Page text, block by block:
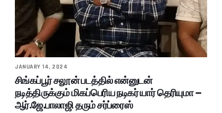
JANUARY 14, 2024
சிங்கப்பூர் சலூன் படத்தில் என்னுடன்
நடித்திருக்கும் மிகப்பெரிய நடிகர் யார் தெரியுமா –
ஆர்.ஜே.பாலாஜி தரும் சர்ப்ரைஸ்